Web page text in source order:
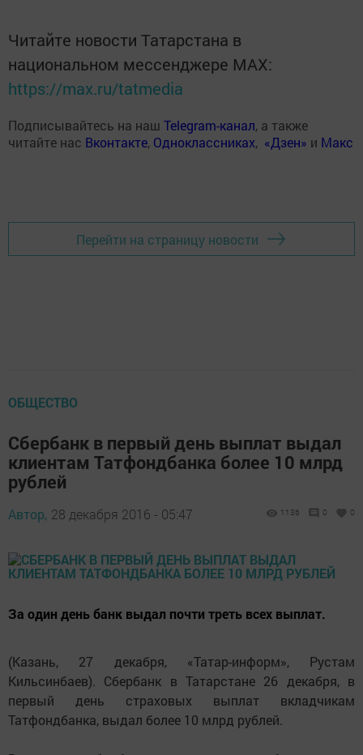
Читайте новости Татарстана в
национальном мессенджере MАХ:
https://max.ru/tatmedia
Подписывайтесь на наш Telegram-канал, а также
читайте нас Вконтакте, Одноклассниках, «Дзен» и Макс
Перейти на страницу новости
ОБЩЕСТВО
Сбербанк в первый день выплат выдал
клиентам Татфондбанка более 10 млрд
рублей
Автор, 28 декабря 2016 - 05:47 1136 0 0
За один день банк выдал почти треть всех выплат.
(Казань, 27 декабря, «Татар-информ», Рустам
Кильсинбаев). Сбербанк в Татарстане 26 декабря, в
первый день страховых выплат вкладчикам
Татфондбанка, выдал более 10 млрд рублей.